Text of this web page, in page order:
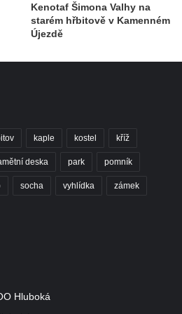
hřbitově v
na hřbitově v
Kenotaf Šimona Valhy na
starém hřbitově v Kamenném
Újezdě
kaple kostel kříž
deska park pomník
socha vyhlídka zámek
Hluboká